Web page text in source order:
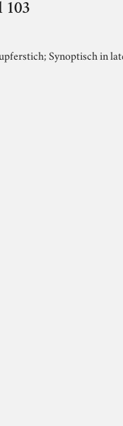
103
Synoptisch in